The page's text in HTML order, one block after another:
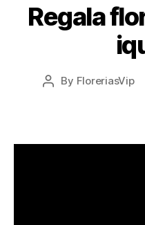
Regala
Post
By FloreriasVip